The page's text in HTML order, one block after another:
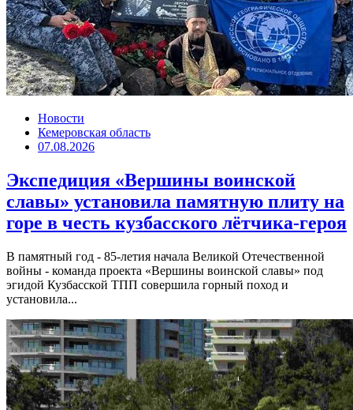
Новости
Кемеровская область
07.08.2026
Экспедиция «Вершины воинской
славы» установила памятную плиту на
горе в честь кузбасского лётчика-героя
В памятный год - 85-летия начала Великой Отечественной
войны - команда проекта «Вершины воинской славы» под
эгидой Кузбасской ТПП совершила горный поход и
установила...